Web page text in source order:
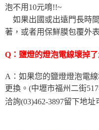
泡不用10元唷!!~
如果出國或出遠門長時
著，或者用保鮮膜包覆外
Q：鹽燈的燈泡電線壞掉了
A：如果您的鹽燈燈泡電
更換。(中壢市福州二街
洽詢(03)462-3897留下地